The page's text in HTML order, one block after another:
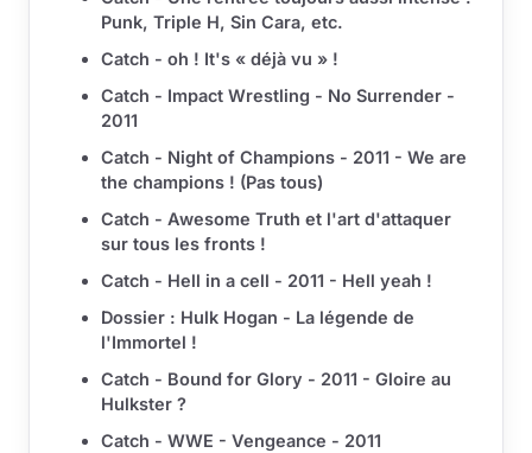
Punk, Triple H, Sin Cara, etc.
Catch - oh ! It's « déjà vu » !
Catch - Impact Wrestling - No Surrender -
2011
Catch - Night of Champions - 2011 - We are
the champions ! (Pas tous)
Catch - Awesome Truth et l'art d'attaquer
sur tous les fronts !
Catch - Hell in a cell - 2011 - Hell yeah !
Dossier : Hulk Hogan - La légende de
l'Immortel !
Catch - Bound for Glory - 2011 - Gloire au
Hulkster ?
Catch - WWE - Vengeance - 2011